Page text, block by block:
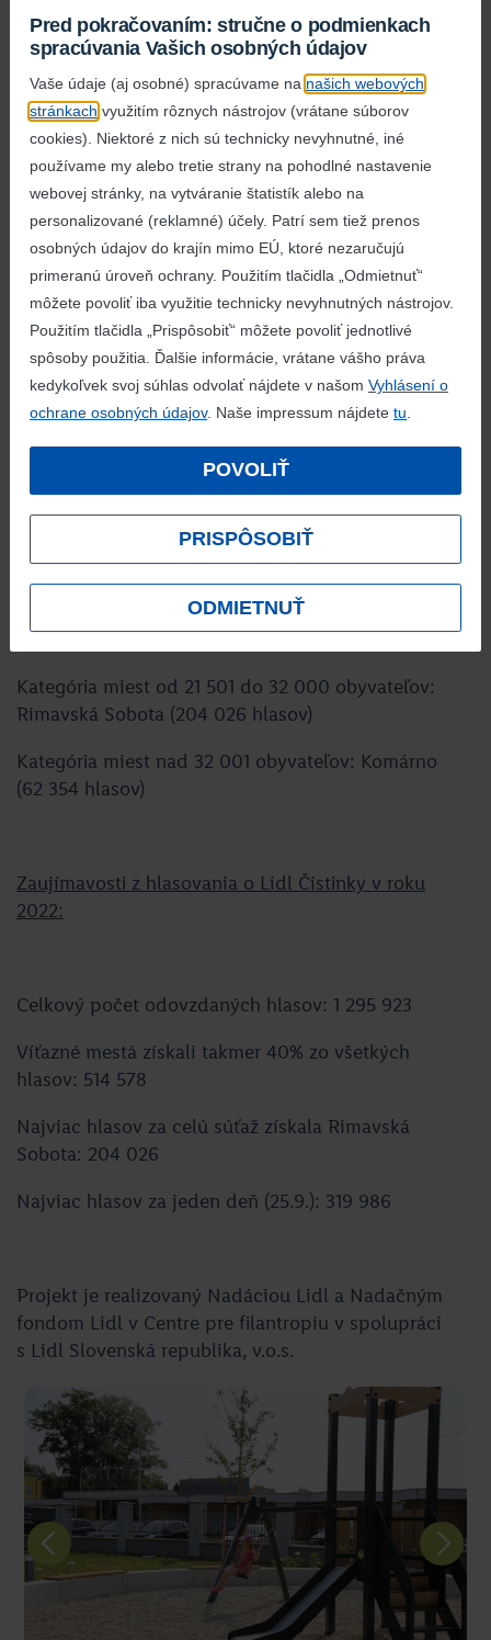
Pred pokračovaním: stručne o podmienkach
spracúvania Vašich osobných údajov
Vaše údaje (aj osobné) spracúvame na našich webových
stránkach využitím rôznych nástrojov (vrátane súborov
cookies). Niektoré z nich sú technicky nevyhnutné, iné
používame my alebo tretie strany na pohodlné nastavenie
webovej stránky, na vytváranie štatistík alebo na
personalizované (reklamné) účely. Patrí sem tiež prenos
osobných údajov do krajín mimo EÚ, ktoré nezaručujú
primeranú úroveň ochrany. Použitím tlačidla „Odmietnuť“
môžete povoliť iba využitie technicky nevyhnutných nástrojov.
Použitím tlačidla „Prispôsobiť“ môžete povoliť jednotlivé
spôsoby použitia. Ďalšie informácie, vrátane vášho práva
kedykoľvek svoj súhlas odvolať nájdete v našom Vyhlásení o
ochrane osobných údajov. Naše impressum nájdete tu
POVOLIŤ
PRISPÔSOBIŤ
ODMIETNUŤ
športovec aj grilmajster. Zvíťazí Svidník, Vráble, Senec,
Nová Baňa, Zvolen alebo niekto iný? O tom rozhodnú
v hlasovaní ľudia,“
vysvetlil Martin Nagy, konateľ Lidl
Slovenská republika zodpovedný za nákup
a marketing.„Chceme robiť zo Slovenska lepšie
miesto pre život a byť dobrým susedom všade tam,
kde pôsobíme. Je dôležité, aby ľudia trávili čas spolu
a aktívne, preto sme na Slovensku postavili päťdesiat
detských ihrísk Žihadielok,“doplnil M. Nagy. Rozloha
Čistinky je viac ako dvojnásobná v porovnaní so
Žihadielkom, hodnota jedného tohto mestského
parku je 180 000 €. Každá Čistinka môže byť však
iná, jedinečná – moduly je totiž možné variabilne
usporiadať s ohľadom na pozemok a lokalitu.
Výsledky hlasovania o Lidl Čistinky v roku 2022:
Kategória miest do 9 400 obyvateľov: Modra (142
982 hlasov)
Kategória miest od 9 401 do 15 500 obyvateľov:
Štúrovo (67 259 hlasov)
Kategória miest od 15 501 do 21 500 obyvateľov:
Dolný Kubín (37 957 hlasov)
Kategória miest od 21 501 do 32 000 obyvateľov:
Rimavská Sobota (204 026 hlasov)
Kategória miest nad 32 001 obyvateľov: Komárno
(62 354 hlasov)
Zaujímavosti z hlasovania o Lidl Čistinky v roku
2022:
Celkový počet odovzdaných hlasov: 1 295 923
Víťazné mestá získali takmer 40% zo všetkých
hlasov: 514 578
Najviac hlasov za celú súťaž získala Rimavská
Sobota: 204 026
Najviac hlasov za jeden deň (25.9.): 319 986
Projekt je realizovaný Nadáciou Lidl a Nadačným
fondom Lidl v Centre pre filantropiu v spolupráci
s Lidl Slovenská republika, v.o.s.